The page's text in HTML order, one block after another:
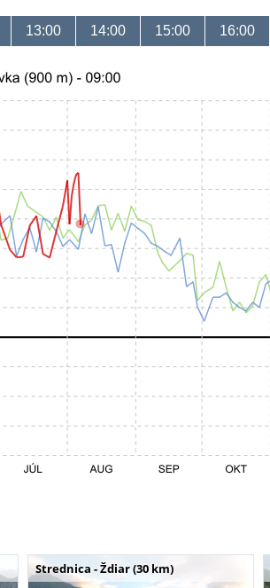
13:00 14:00 15:00 16:00
Strednica - Ždiar (30 km)